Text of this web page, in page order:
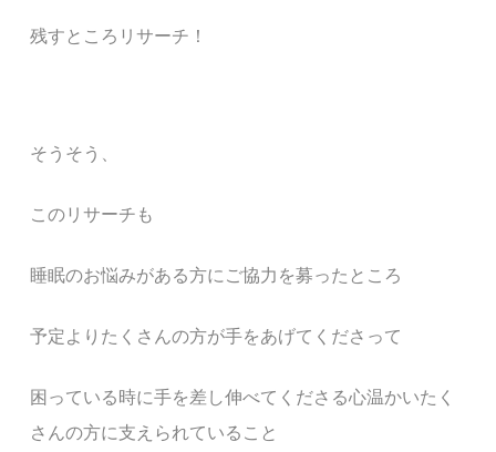
残すところリサーチ！
そうそう、
このリサーチも
睡眠のお悩みがある方にご協力を募ったところ
予定よりたくさんの方が手をあげてくださって
困っている時に手を差し伸べてくださる心温かいたく
さんの方に支えられていること